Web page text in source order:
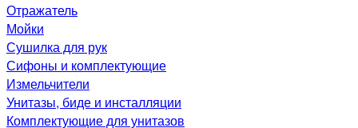
Отражатель
Мойки
Сушилка для рук
Сифоны и комплектующие
Измельчители
Унитазы, биде и инсталляции
Комплектующие для унитазов